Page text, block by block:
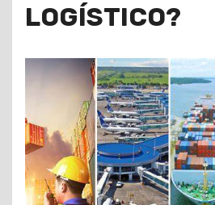
LOGÍSTICO?